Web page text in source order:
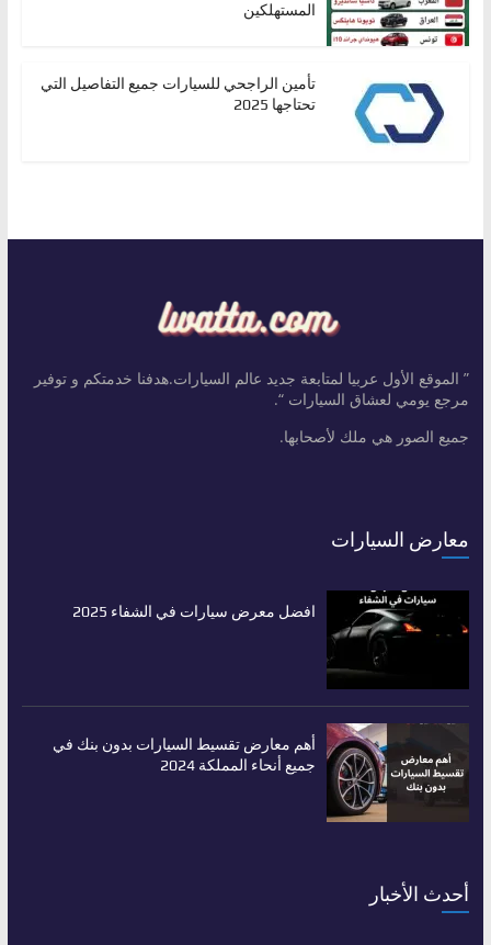
المستهلكين
تأمين الراجحي للسيارات جميع التفاصيل التي
تحتاجها 2025
” الموقع الأول عربيا لمتابعة جديد عالم السيارات.هدفنا خدمتكم و توفير
مرجع يومي لعشاق السيارات “.
جميع الصور هي ملك لأصحابها.
معارض السيارات
افضل معرض سيارات في الشفاء 2025
أهم معارض تقسيط السيارات بدون بنك في
جميع أنحاء المملكة 2024
أحدث الأخبار